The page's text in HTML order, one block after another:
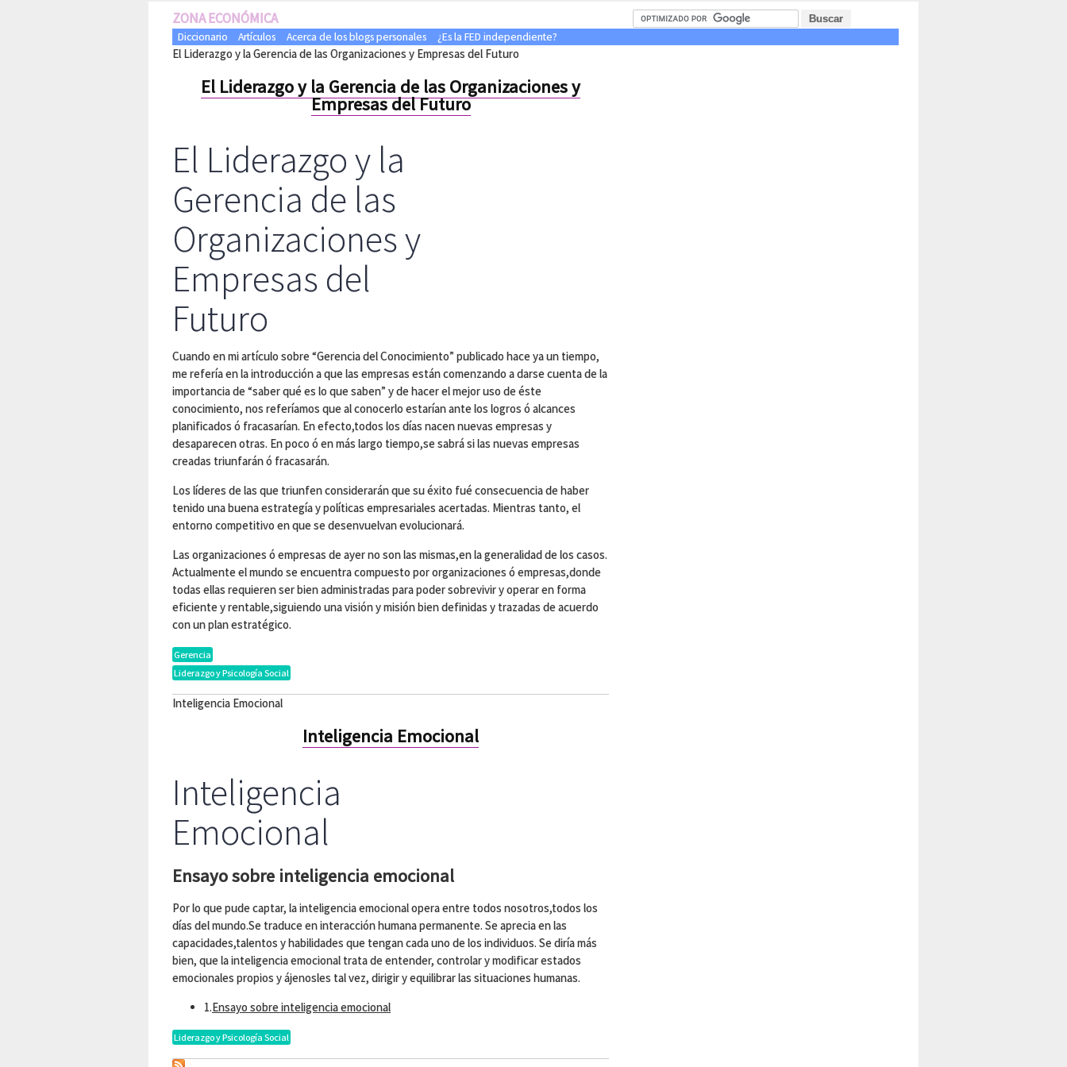
ZONA ECONÓMICA
Diccionario Artículos Acerca de los blogs personales ¿Es la FED independiente?
El Liderazgo y la Gerencia de las Organizaciones y Empresas del Futuro
El Liderazgo y la Gerencia de las Organizaciones y
Empresas del Futuro
El Liderazgo y la
Gerencia de las
Organizaciones y
Empresas del
Futuro
Cuando en mi artículo sobre “Gerencia del Conocimiento” publicado hace ya un tiempo,
me refería en la introducción a que las empresas están comenzando a darse cuenta de la
importancia de “saber qué es lo que saben” y de hacer el mejor uso de éste
conocimiento, nos referíamos que al conocerlo estarían ante los logros ó alcances
planificados ó fracasarían. En efecto,todos los días nacen nuevas empresas y
desaparecen otras. En poco ó en más largo tiempo,se sabrá si las nuevas empresas
creadas triunfarán ó fracasarán.
Los líderes de las que triunfen considerarán que su éxito fué consecuencia de haber
tenido una buena estrategía y políticas empresariales acertadas. Mientras tanto, el
entorno competitivo en que se desenvuelvan evolucionará.
Las organizaciones ó empresas de ayer no son las mismas,en la generalidad de los casos.
Actualmente el mundo se encuentra compuesto por organizaciones ó empresas,donde
todas ellas requieren ser bien administradas para poder sobrevivir y operar en forma
eficiente y rentable,siguiendo una visión y misión bien definidas y trazadas de acuerdo
con un plan estratégico.
Gerencia
Liderazgo y Psicología Social
Inteligencia Emocional
Inteligencia Emocional
Inteligencia
Emocional
Ensayo sobre inteligencia emocional
Por lo que pude captar, la inteligencia emocional opera entre todos nosotros,todos los
días del mundo.Se traduce en interacción humana permanente. Se aprecia en las
capacidades,talentos y habilidades que tengan cada uno de los individuos. Se diría más
bien, que la inteligencia emocional trata de entender, controlar y modificar estados
emocionales propios y ájenosles tal vez, dirigir y equilibrar las situaciones humanas.
1.Ensayo sobre inteligencia emocional
Liderazgo y Psicología Social